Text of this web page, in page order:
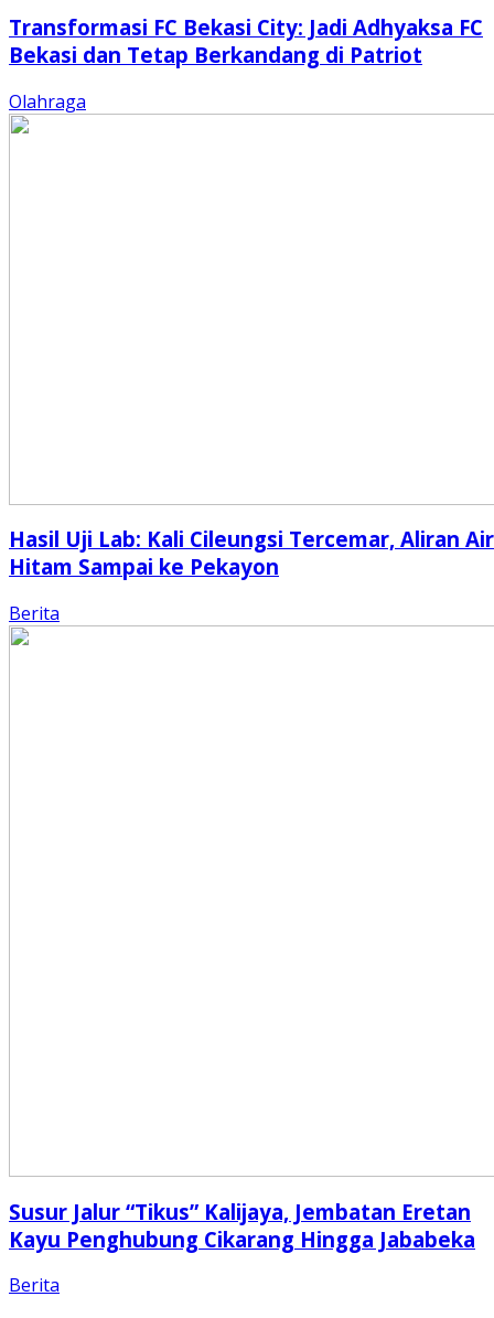
Transformasi FC Bekasi City: Jadi Adhyaksa FC
Bekasi dan Tetap Berkandang di Patriot
Olahraga
Hasil Uji Lab: Kali Cileungsi Tercemar, Aliran Air
Hitam Sampai ke Pekayon
Berita
Susur Jalur “Tikus” Kalijaya, Jembatan Eretan
Kayu Penghubung Cikarang Hingga Jababeka
Berita